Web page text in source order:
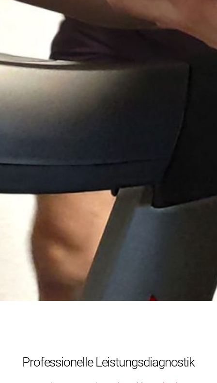
Professionelle Leistungsdiagnostik